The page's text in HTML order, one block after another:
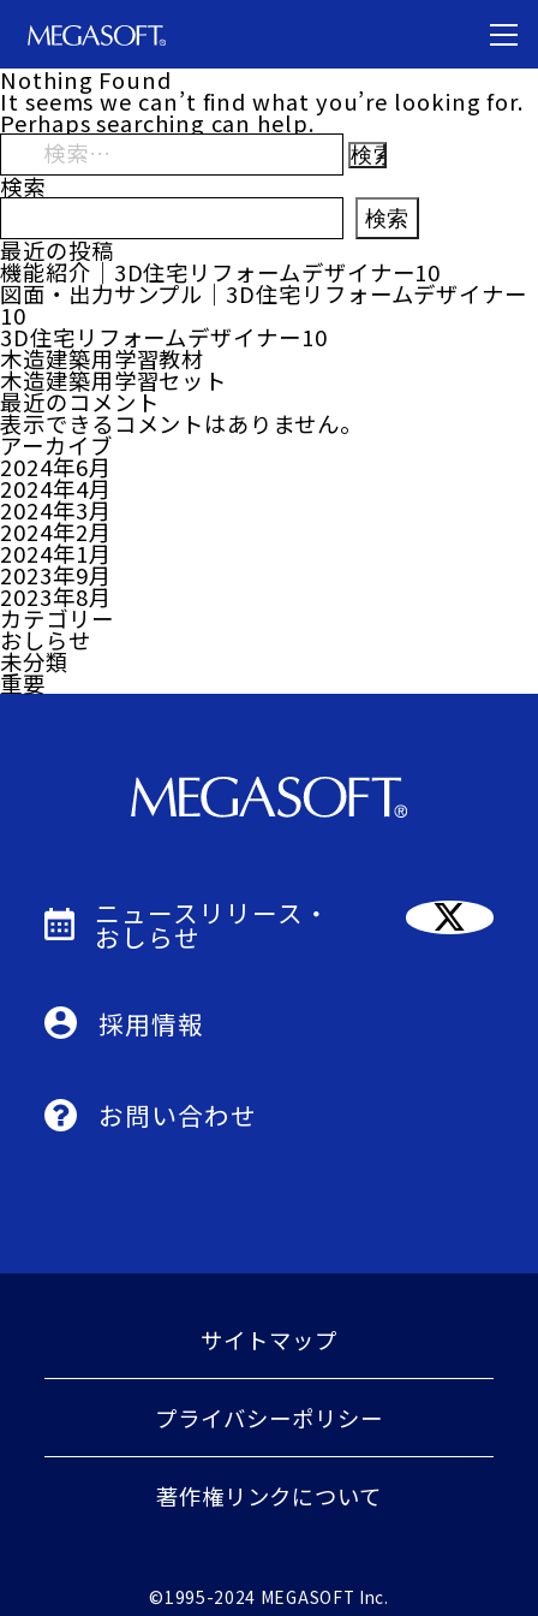
Nothing Found
It seems we can’t find what you’re looking for.
Perhaps searching can help.
検
検索
検索
最近の投稿
機能紹介｜3D住宅リフォームデザイナー10
図面・出力サンプル｜3D住宅リフォームデザイナー
10
3D住宅リフォームデザイナー10
木造建築用学習教材
木造建築用学習セット
最近のコメント
表示できるコメントはありません。
アーカイブ
2024年6月
2024年4月
2024年3月
2024年2月
2024年1月
2023年9月
2023年8月
カテゴリー
おしらせ
未分類
重要
ニュースリリース・
おしらせ
採用情報
お問い合わせ
サイトマップ
プライバシーポリシー
著作権リンクについて
©1995-2024 MEGASOFT Inc.